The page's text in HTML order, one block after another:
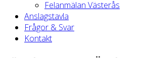
Felanmälan Västerås
Anslagstavla
Frågor & Svar
Kontakt